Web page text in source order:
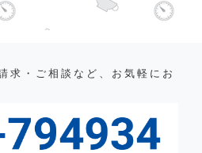
求・ご相談など、お気軽にお